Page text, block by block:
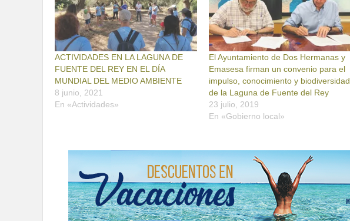
ACTIVIDADES EN LA LAGUNA DE
FUENTE DEL REY EN EL DÍA
MUNDIAL DEL MEDIO AMBIENTE
8 junio, 2021
En «Actividades»
El Ayuntamiento de Dos Hermanas y
Emasesa firman un convenio para el
impulso, conocimiento y biodiversidad
de la Laguna de Fuente del Rey
23 julio, 2019
En «Gobierno local»